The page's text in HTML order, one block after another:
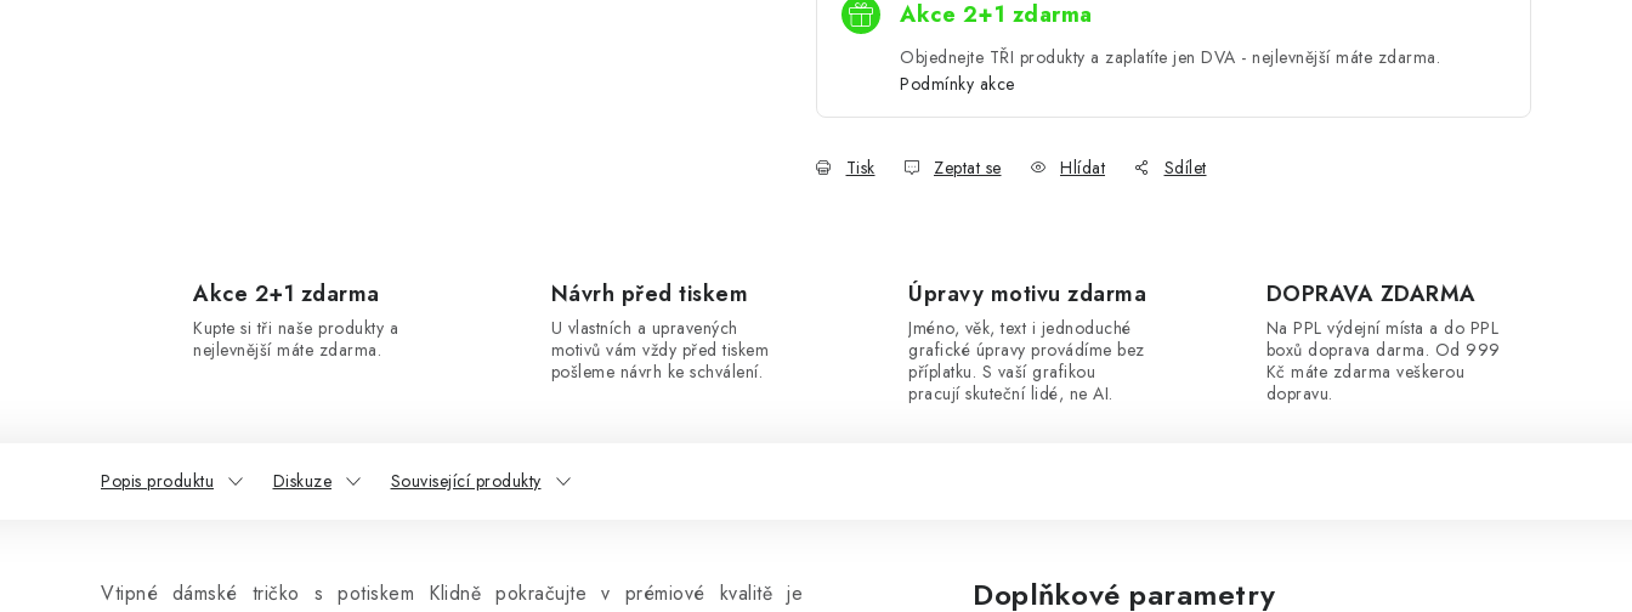
Akce 2+1 zdarma
Objednejte TŘI produkty a zaplatíte jen DVA - nejlevnější máte zdarma.
Podmínky akce
Tisk Zeptat se Hlídat Sdílet
Akce 2+1 zdarma
Kupte si tři naše produkty a
nejlevnější máte zdarma.
Návrh před tiskem
U vlastních a upravených
motivů vám vždy před tiskem
pošleme návrh ke schválení.
Úpravy motivu zdarma
Jméno, věk, text i jednoduché
grafické úpravy provádíme bez
příplatku. S vaší grafikou
pracují skuteční lidé, ne AI.
DOPRAVA ZDARMA
Na PPL výdejní místa a do PPL
boxů doprava darma. Od 999
Kč máte zdarma veškerou
dopravu.
Popis produktu Diskuze Související produkty
Vtipné dámské tričko s potiskem Klidně pokračujte v prémiové kvalitě je
Doplňkové parametry